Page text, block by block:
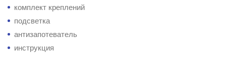
комплект креплений
подсветка
антизапотеватель
инструкция